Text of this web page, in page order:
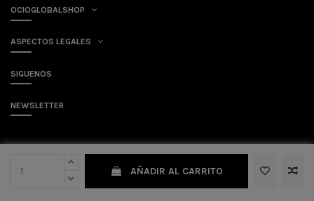
AÑADIR AL CARRITO
OCIOGLOBALSHOP
ASPECTOS LEGALES
SIGUENOS
NEWSLETTER
2024 © Ocioglobalimport S.L. | Todos los derechos reservados